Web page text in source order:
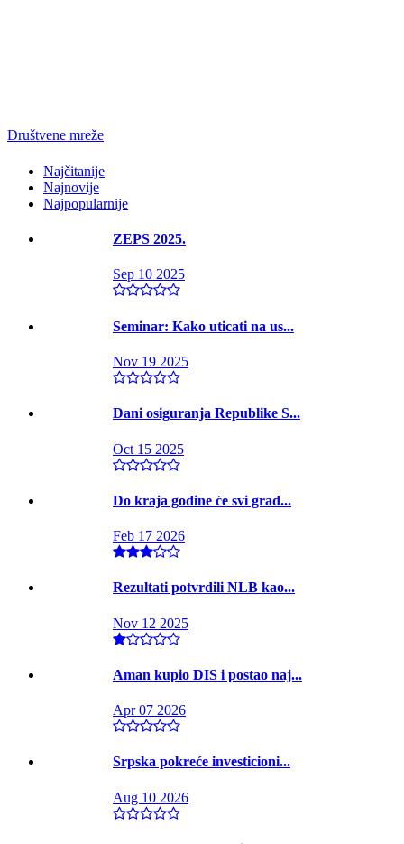
Društvene mreže
Najčitanije
Najnovije
Najpopularnije
ZEPS 2025.
Sep 10 2025
Seminar: Kako uticati na us...
Nov 19 2025
Dani osiguranja Republike S...
Oct 15 2025
Do kraja godine će svi grad...
Feb 17 2026
Rezultati potvrdili NLB kao...
Nov 12 2025
Aman kupio DIS i postao naj...
Apr 07 2026
Srpska pokreće investicioni...
Aug 10 2026